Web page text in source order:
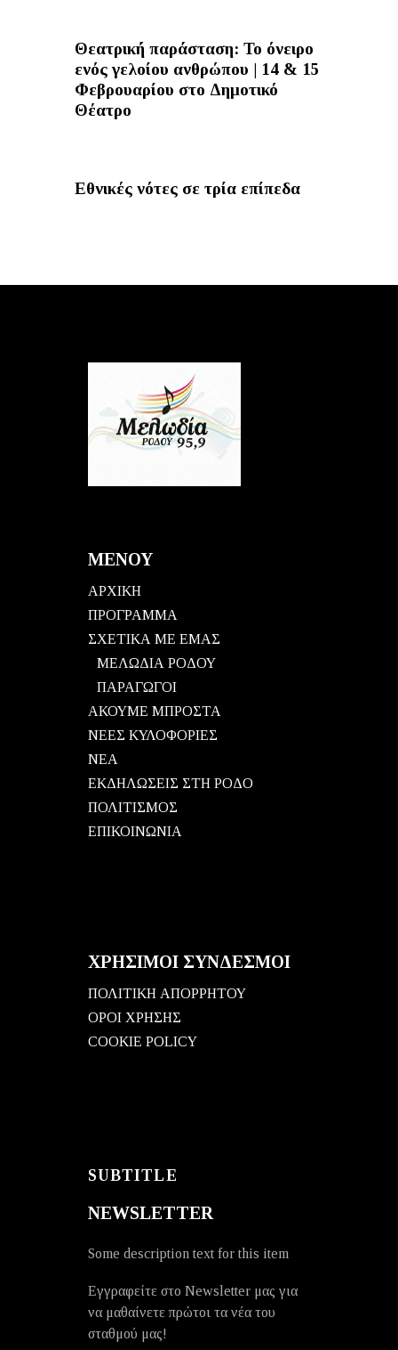
Θεατρική παράσταση: Το όνειρο
ενός γελοίου ανθρώπου | 14 & 15
Φεβρουαρίου στο Δημοτικό
Θέατρο
Εθνικές νότες σε τρία επίπεδα
ΜΕΝΟΥ
ΑΡΧΙΚΗ
ΠΡΟΓΡΑΜΜΑ
ΣΧΕΤΙΚΑ ΜΕ ΕΜΑΣ
ΜΕΛΩΔΙΑ ΡΟΔΟΥ
ΠΑΡΑΓΩΓΟΙ
ΑΚΟΥΜΕ ΜΠΡΟΣΤΑ
ΝΕΕΣ ΚΥΛΟΦΟΡΙΕΣ
ΝΕΑ
ΕΚΔΗΛΩΣΕΙΣ ΣΤΗ ΡΟΔΟ
ΠΟΛΙΤΙΣΜΟΣ
ΕΠΙΚΟΙΝΩΝΙΑ
ΧΡΗΣΙΜΟΙ ΣΥΝΔΕΣΜΟΙ
ΠΟΛΙΤΙΚΗ ΑΠΟΡΡΗΤΟΥ
ΟΡΟΙ ΧΡΗΣΗΣ
COOKIE POLICY
SUBTITLE
NEWSLETTER
Some description text for this item
Εγγραφείτε στο Newsletter μας για
να μαθαίνετε πρώτοι τα νέα του
σταθμού μας!